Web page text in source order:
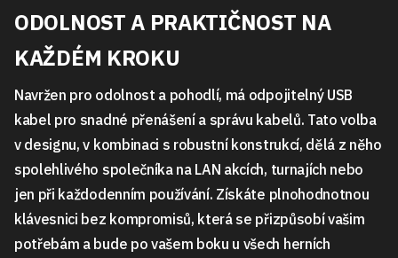
ODOLNOST A PRAKTIČNOST NA
KAŽDÉM KROKU
Navržen pro odolnost a pohodlí, má odpojitelný USB
kabel pro snadné přenášení a správu kabelů. Tato volba
v designu, v kombinaci s robustní konstrukcí, dělá z něho
spolehlivého společníka na LAN akcích, turnajích nebo
jen při každodenním používání. Získáte plnohodnotnou
klávesnici bez kompromisů, která se přizpůsobí vašim
potřebám a bude po vašem boku u všech herních